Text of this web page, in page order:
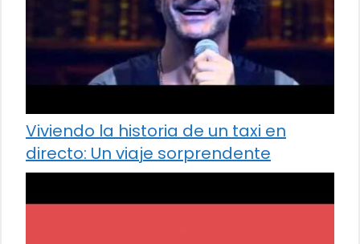
Viviendo la historia de un taxi en
directo: Un viaje sorprendente